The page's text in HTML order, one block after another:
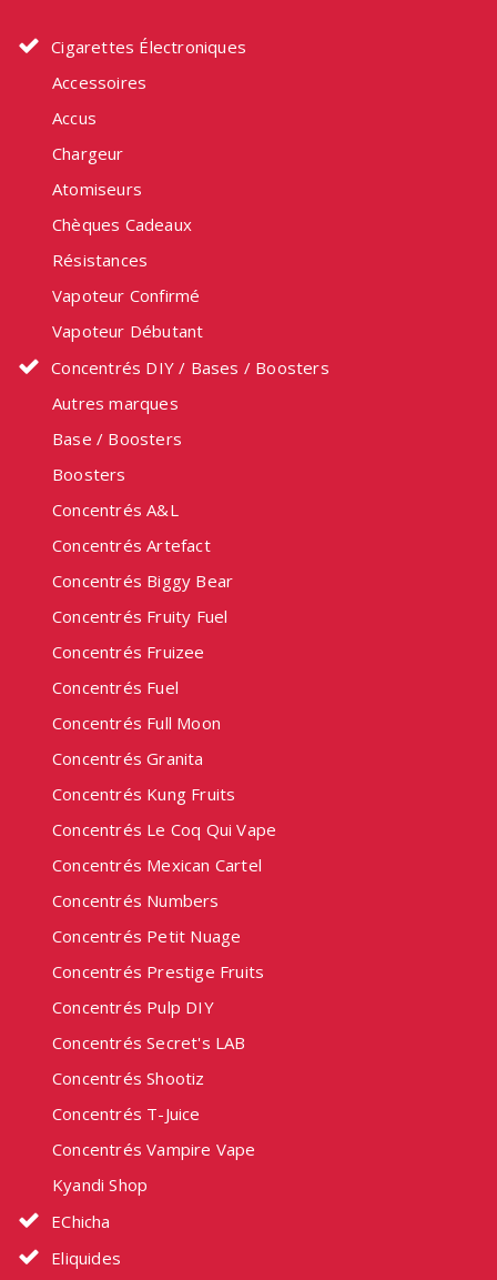
Cigarettes Électroniques
Accessoires
Accus
Chargeur
Atomiseurs
Chèques Cadeaux
Résistances
Vapoteur Confirmé
Vapoteur Débutant
Concentrés DIY / Bases / Boosters
Autres marques
Base / Boosters
Boosters
Concentrés A&L
Concentrés Artefact
Concentrés Biggy Bear
Concentrés Fruity Fuel
Concentrés Fruizee
Concentrés Fuel
Concentrés Full Moon
Concentrés Granita
Concentrés Kung Fruits
Concentrés Le Coq Qui Vape
Concentrés Mexican Cartel
Concentrés Numbers
Concentrés Petit Nuage
Concentrés Prestige Fruits
Concentrés Pulp DIY
Concentrés Secret's LAB
Concentrés Shootiz
Concentrés T-Juice
Concentrés Vampire Vape
Kyandi Shop
EChicha
Eliquides